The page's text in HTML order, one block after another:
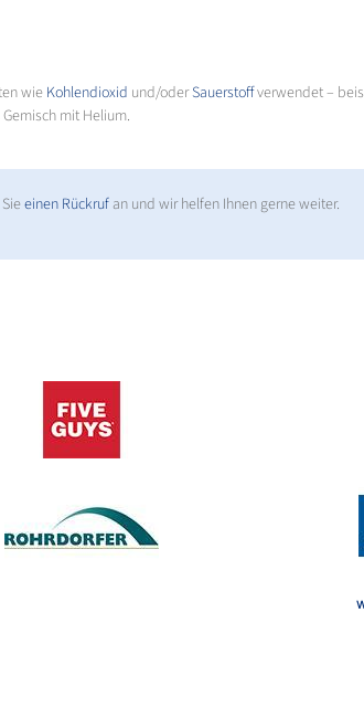
wie Kohlendioxid und/oderSauerstoffverwendet –
mit Helium.
einen Rückruf an und wir helfen Ihnen gerne weiter.